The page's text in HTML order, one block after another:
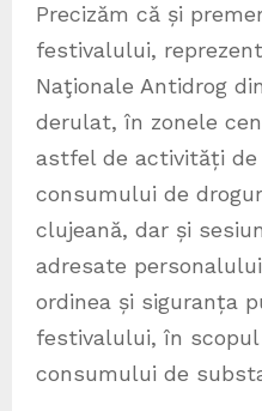
Precizăm că și
festivalului,
Naţionale Antidrog
derulat, în zonele
astfel de activități de
consumului de
clujeană, dar și
adresate
ordinea și siguranța
festivalului, în
consumului de